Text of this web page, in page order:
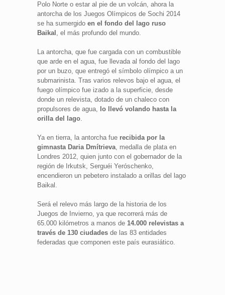
Polo Norte o estar al pie de un volcán, ahora la
antorcha de los Juegos Olímpicos de Sochi 2014
se ha sumergido en el fondo del lago ruso
Baikal , el más profundo del mundo.
La antorcha, que fue cargada con un combustible
que arde en el agua, fue llevada al fondo del lago
por un buzo, que entregó el símbolo olímpico a un
submarinista. Tras varios relevos bajo el agua, el
fuego olímpico fue izado a la superficie, desde
donde un relevista, dotado de un chaleco con
propulsores de agua, lo llevó volando hasta la
orilla del lago.
Ya en tierra, la antorcha fue recibida por la
gimnasta Daria Dmítrieva, medalla de plata en
Londres 2012, quien junto con el gobernador de la
región de Irkutsk, Serguéi Yeróschenko,
encendieron un pebetero instalado a orillas del lago
Baikal.
Será el relevo más largo de la historia de los
Juegos de Invierno, ya que recorrerá más de
65.000 kilómetros a manos de 14.000 relevistas a
través de 130 ciudades de las 83 entidades
federadas que componen este país eurasiático.